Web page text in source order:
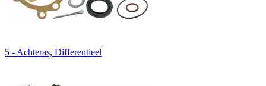
5 - Achteras, Differentieel